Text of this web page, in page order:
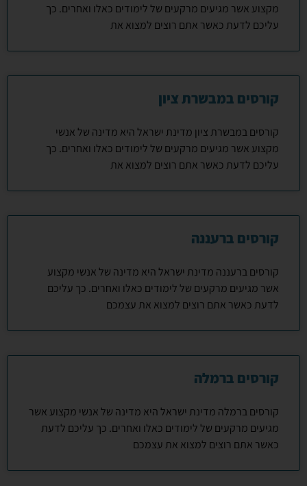
מקצוע אשר מגיעים מרקעים של לימודים כאלו ואחרים. כך
עליכם לדעת כאשר אתם רוצים למצוא את
קורסים במבשרת ציון
קורסים במבשרת ציון מדינת ישראל היא מדינה של אנשי
מקצוע אשר מגיעים מרקעים של לימודים כאלו ואחרים. כך
עליכם לדעת כאשר אתם רוצים למצוא את
קורסים ברעננה
קורסים ברעננה מדינת ישראל היא מדינה של אנשי מקצוע
אשר מגיעים מרקעים של לימודים כאלו ואחרים. כך עליכם
לדעת כאשר אתם רוצים למצוא את עצמכם
קורסים ברמלה
קורסים ברמלה מדינת ישראל היא מדינה של אנשי מקצוע אשר
מגיעים מרקעים של לימודים כאלו ואחרים. כך עליכם לדעת
כאשר אתם רוצים למצוא את עצמכם